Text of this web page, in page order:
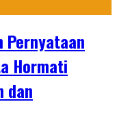
Pernyataan
Hormati
dan